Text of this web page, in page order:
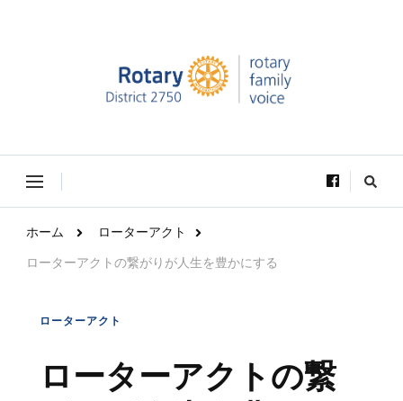
ータリーファミリー支援委員会
VOICE（声）としてお届けします。
か
探
し
で
ホーム ローターアクト
ローターアクトの繋がりが人生を豊かにする
ローターアクト
ローターアクトの繋